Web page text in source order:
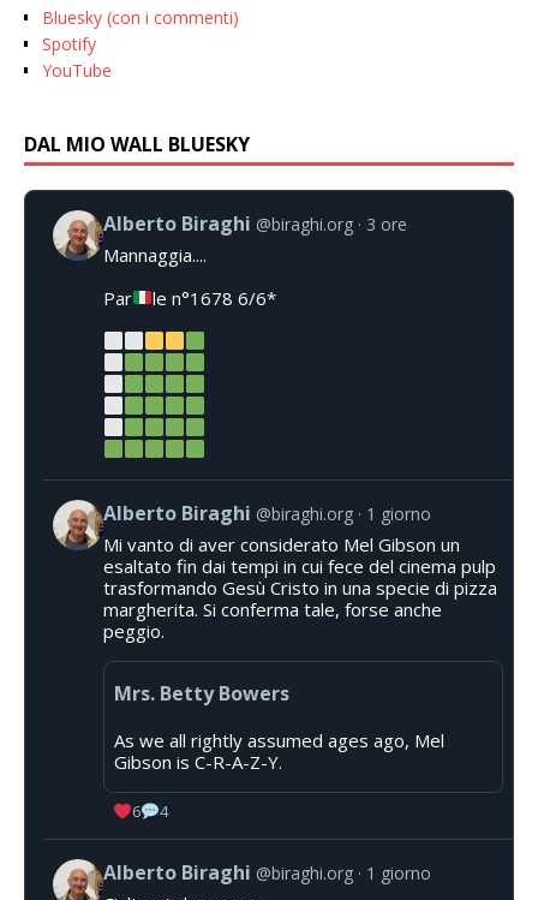
Bluesky (con i commenti)
Spotify
YouTube
DAL MIO WALL BLUESKY
Alberto Biraghi @biraghi.org 3 ore
Mannaggia....
Par
le n°1678 6/6*
Alberto Biraghi @biraghi.org 1 giorno
Mi vanto di aver considerato Mel Gibson un
esaltato fin dai tempi in cui fece del cinema pulp
trasformando Gesù Cristo in una specie di pizza
margherita. Si conferma tale, forse anche
peggio.
Mrs. Betty Bowers
As we all rightly assumed ages ago, Mel
Gibson is C-R-A-Z-Y.
6 4
Alberto Biraghi @biraghi.org 1 giorno